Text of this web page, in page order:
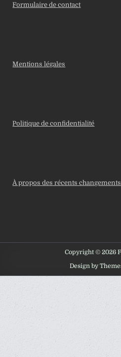
Formulaire de contact
Mentions légales
Politique de confidentialité
À propos des récents changements
Copyright © 2026
Design by